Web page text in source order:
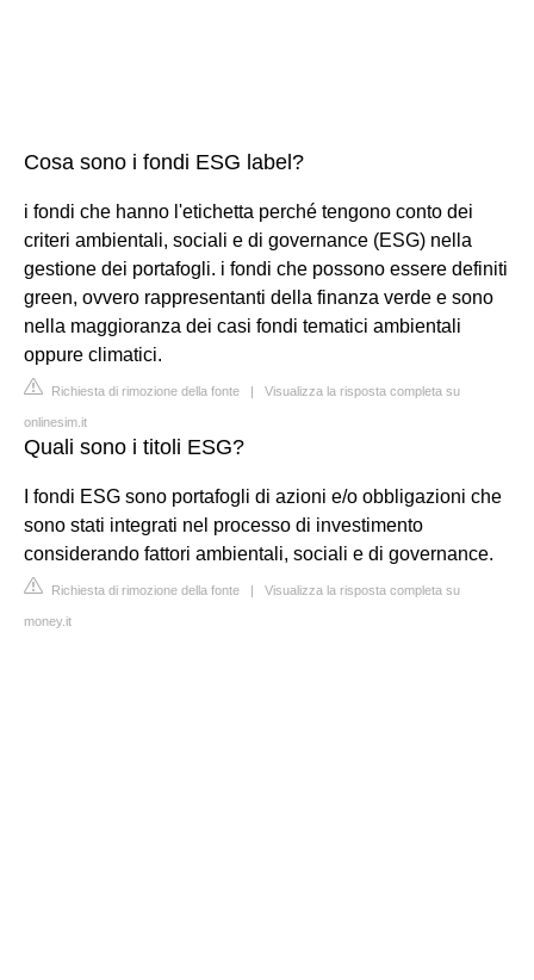
Cosa sono i fondi ESG label?
i fondi che hanno l'etichetta perché tengono conto dei
criteri ambientali, sociali e di governance (ESG) nella
gestione dei portafogli. i fondi che possono essere definiti
green, ovvero rappresentanti della finanza verde e sono
nella maggioranza dei casi fondi tematici ambientali
oppure climatici.
Richiesta di rimozione della fonte | Visualizza la risposta completa su
onlinesim.it
Quali sono i titoli ESG?
I fondi ESG sono portafogli di azioni e/o obbligazioni che
sono stati integrati nel processo di investimento
considerando fattori ambientali, sociali e di governance.
Richiesta di rimozione della fonte | Visualizza la risposta completa su
money.it